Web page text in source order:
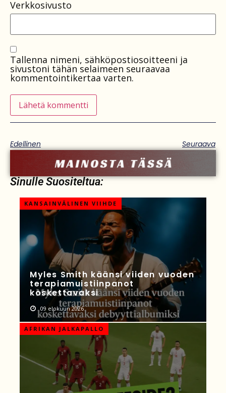
Verkkosivusto
Tallenna nimeni, sähköpostiosoitteeni ja
sivustoni tähän selaimeen seuraavaa
kommentointikertaa varten.
Edellinen Seuraava
Sinulle Suositeltua:
KANSAINVÄLINEN VIIHDE
Myles Smith käänsi viiden vuoden
terapiamuistiinpanot
koskettavaksi
09 elokuun 2026
AFRIKAN JALKAPALLO